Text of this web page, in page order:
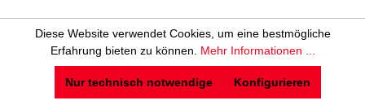
Verkaufspreis:
10,00 € 21,00 € (52.38% gespart)
Diese Website verwendet Cookies, um eine bestmögliche
Erfahrung bieten zu können. Mehr Informationen ...
Nur technisch notwendige Konfigurieren